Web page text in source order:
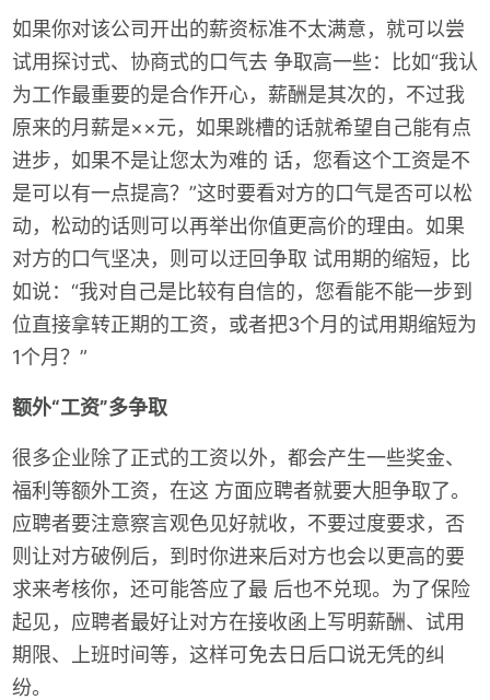
如果你对该公司开出的薪资标准不太满意，就可以尝
试用探讨式、协商式的口气去 争取高一些：比如“我认
为工作最重要的是合作开心，薪酬是其次的，不过我
原来的月薪是××元，如果跳槽的话就希望自己能有点
进步，如果不是让您太为难的 话，您看这个工资是不
是可以有一点提高？”这时要看对方的口气是否可以松
动，松动的话则可以再举出你值更高价的理由。如果
对方的口气坚决，则可以迂回争取 试用期的缩短，比
如说：“我对自己是比较有自信的，您看能不能一步到
位直接拿转正期的工资，或者把3个月的试用期缩短为
1个月？”
额外“工资”多争取
很多企业除了正式的工资以外，都会产生一些奖金、
福利等额外工资，在这 方面应聘者就要大胆争取了。
应聘者要注意察言观色见好就收，不要过度要求，否
则让对方破例后，到时你进来后对方也会以更高的要
求来考核你，还可能答应了最 后也不兑现。为了保险
起见，应聘者最好让对方在接收函上写明薪酬、试用
期限、上班时间等，这样可免去日后口说无凭的纠
纷。